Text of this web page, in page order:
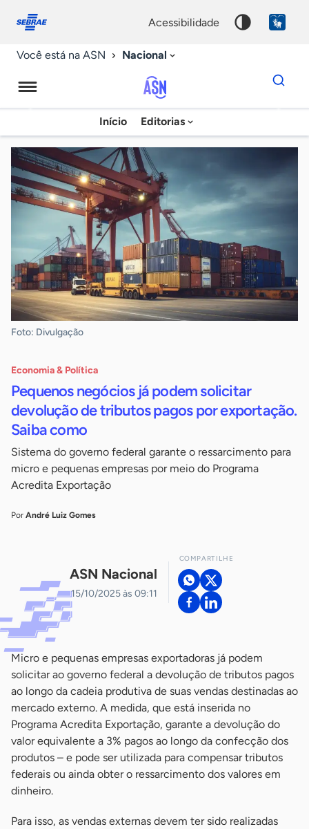
conosco
acessibilidade
Você está na ASN Nacional
Agência
Sebrae
de
Notícias
Início Editorias
Dados
para
chave
Foto: Divulgação
Economia & Política
Pequenos negócios já podem solicitar
devolução de tributos pagos por exportação.
Saiba como
Sistema do governo federal garante o ressarcimento para
micro e pequenas empresas por meio do Programa
Acredita Exportação
Por André Luiz Gomes
ASN Nacional
15/10/2025 às 09:11
COMPARTILHE
Micro e pequenas empresas exportadoras já podem
solicitar ao governo federal a devolução de tributos pagos
ao longo da cadeia produtiva de suas vendas destinadas ao
mercado externo. A medida, que está inserida no
Programa Acredita Exportação, garante a devolução do
valor equivalente a 3% pagos ao longo da confecção dos
produtos – e pode ser utilizada para compensar tributos
federais ou ainda obter o ressarcimento dos valores em
dinheiro.
Para isso, as vendas externas devem ter sido realizadas